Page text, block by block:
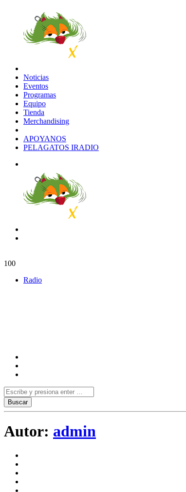
Noticias
Eventos
Programas
Equipo
Tienda
Merchandising
APOYANOS
PELAGATOS IRADIO
100
Radio
Autor: admin